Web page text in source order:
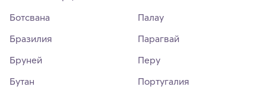
Ботсвана
Бразилия
Бруней
Бутан
Палау
Парагвай
Перу
Португалия